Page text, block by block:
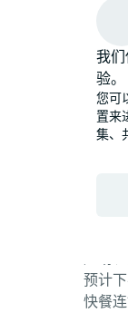
家全
苏首
餐饮
生活
餐方
吃与
咖啡
预计
快餐
我
验。
您可
置来
集、